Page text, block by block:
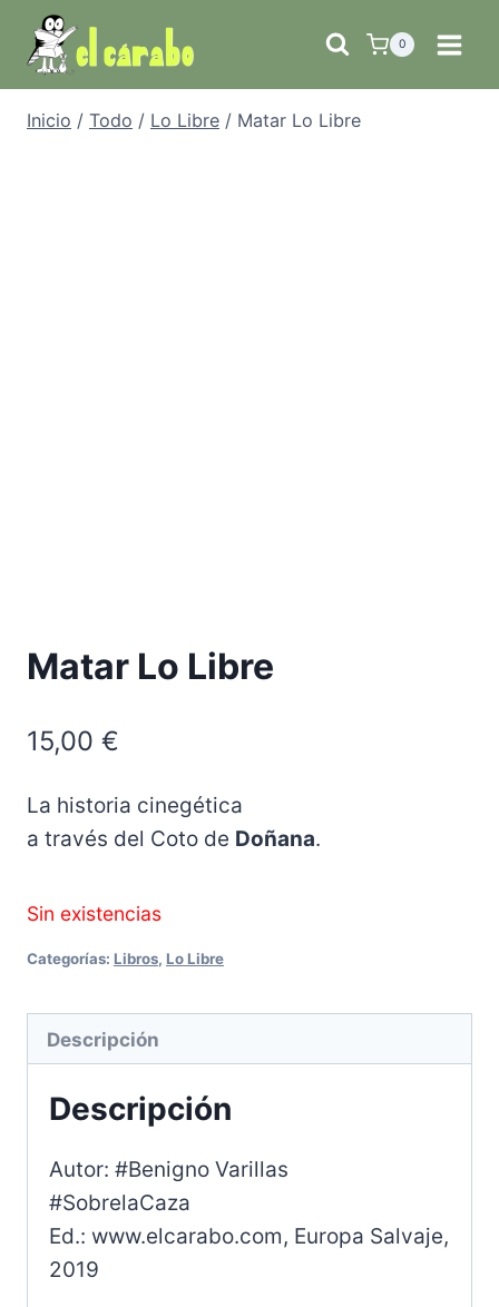
Saltar
contenido
0
Inicio / Todo / Lo Libre / Matar Lo Libre
Matar Lo Libre
15,00 €
La historia cinegética
a través del Coto de Doñana.
Sin existencias
Categorías: Libros, Lo Libre
Descripción
Descripción
Autor: #Benigno Varillas
#SobrelaCaza
Ed.: www.elcarabo.com, Europa Salvaje,
2019